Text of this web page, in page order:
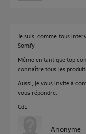
Je suis, comme tous
Somfy.
Même en tant que top
connaître tous les
Aussi, je vous invite à
vous répondre.
CdL
Anonyme